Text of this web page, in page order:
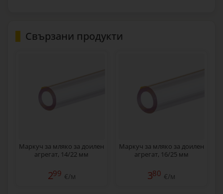
Свързани продукти
Маркуч за мляко за доилен
агрегат, 14/22 мм
299 €/м
Маркуч за мляко за доилен
агрегат, 16/25 мм
380 €/м